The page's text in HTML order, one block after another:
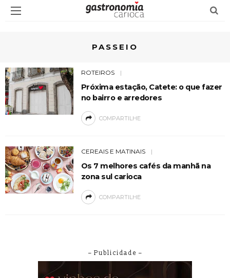
PASSEIO
ROTEIROS
Próxima estação, Catete: o que fazer
no bairro e arredores
COMPARTILHE
CEREAIS E MATINAIS
Os 7 melhores cafés da manhã na
zona sul carioca
COMPARTILHE
– Publicidade –